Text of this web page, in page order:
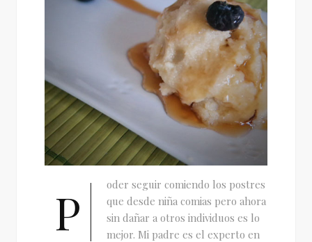
P
oder seguir comiendo los postres
que desde niña comias pero ahora
sin dañar a otros individuos es lo
mejor. Mi padre es el experto en